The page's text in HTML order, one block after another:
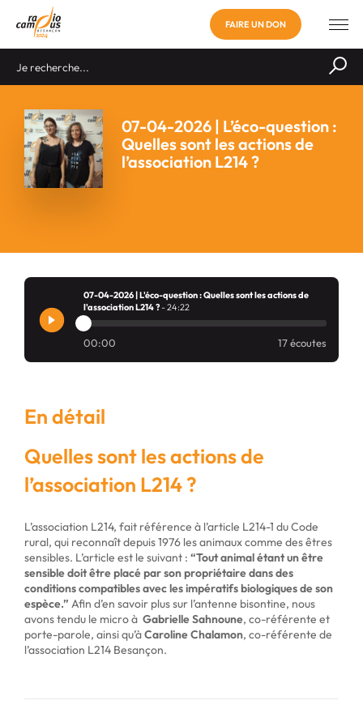
FAIRE UN DON
07-04-2026 | L’éco-question :
Quelles sont les actions de
l’association L214 ?
07-04-2026 | L'éco-question : Quelles sont les actions de
l'association L214 ?- 24:22
00:00 17 écoutes
En détail
Quelles sont les actions de
l’association L214 ?
L’association L214, fait référence à l’article L214-1 du Code
rural, qui reconnaît depuis 1976 les animaux comme des êtres
sensibles. L’article est le suivant : “Tout animal étant un être
sensible doit être placé par son propriétaire dans des
conditions compatibles avec les impératifs biologiques de son
espèce.” Afin d’en savoir plus sur l’antenne bisontine, nous
avons tendu le micro à Gabrielle Sahnoune, co-référente et
porte-parole, ainsi qu’àCaroline Chalamon, co-référente de
l’association L214 Besançon.